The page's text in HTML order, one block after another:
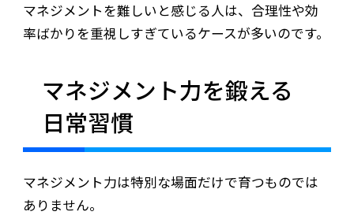
マネジメントを難しいと感じる人は、合理性や効
率ばかりを重視しすぎているケースが多いのです。
マネジメント力を鍛える
日常習慣
マネジメント力は特別な場面だけで育つものでは
ありません。